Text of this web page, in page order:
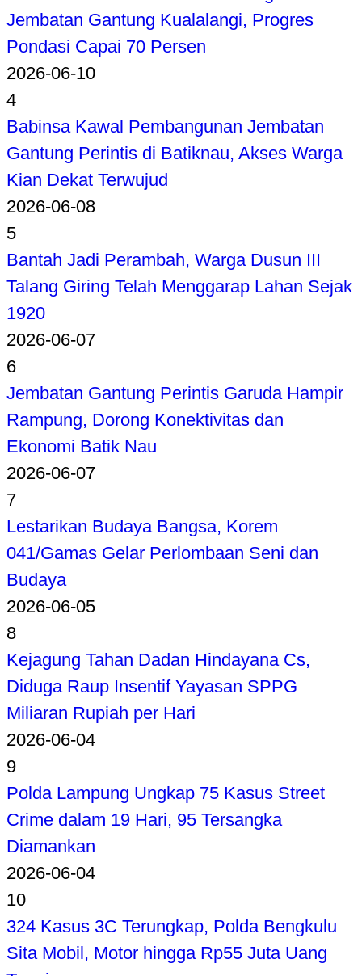
Jembatan Gantung Kualalangi, Progres
Pondasi Capai 70 Persen
2026-06-10
4
Babinsa Kawal Pembangunan Jembatan
Gantung Perintis di Batiknau, Akses Warga
Kian Dekat Terwujud
2026-06-08
5
Bantah Jadi Perambah, Warga Dusun III
Talang Giring Telah Menggarap Lahan Sejak
1920
2026-06-07
6
Jembatan Gantung Perintis Garuda Hampir
Rampung, Dorong Konektivitas dan
Ekonomi Batik Nau
2026-06-07
7
Lestarikan Budaya Bangsa, Korem
041/Gamas Gelar Perlombaan Seni dan
Budaya
2026-06-05
8
Kejagung Tahan Dadan Hindayana Cs,
Diduga Raup Insentif Yayasan SPPG
Miliaran Rupiah per Hari
2026-06-04
9
Polda Lampung Ungkap 75 Kasus Street
Crime dalam 19 Hari, 95 Tersangka
Diamankan
2026-06-04
10
324 Kasus 3C Terungkap, Polda Bengkulu
Sita Mobil, Motor hingga Rp55 Juta Uang